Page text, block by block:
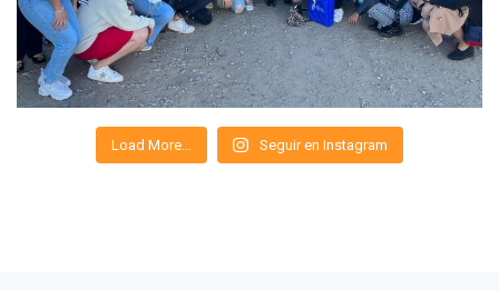
Load More… Seguir en Instagram